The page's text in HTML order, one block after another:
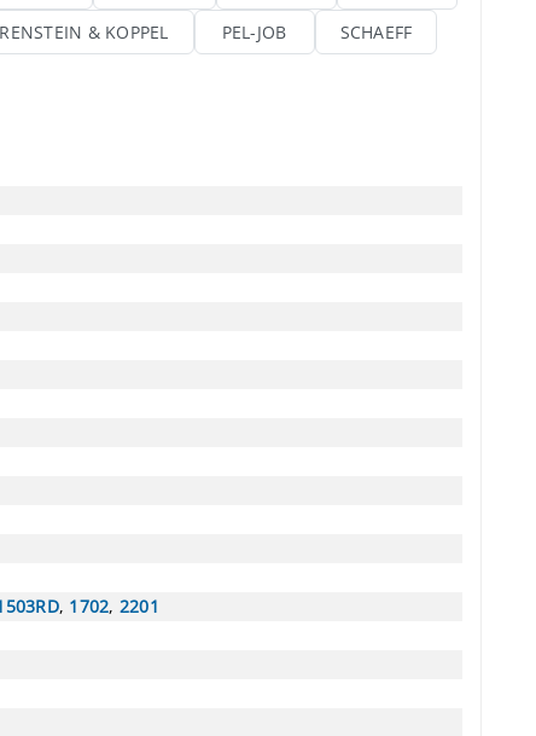
& KOPPEL PEL-JOB
SCHAEFF
, 1702, 2201